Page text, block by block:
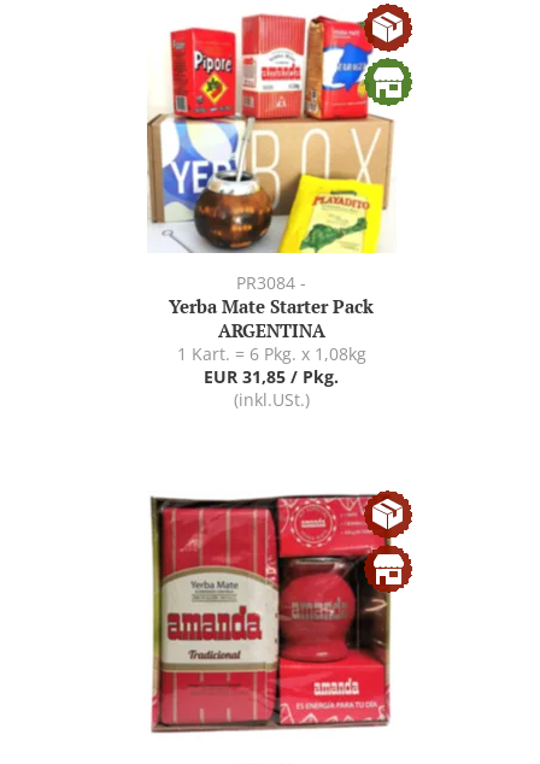
PR3084 -
Yerba Mate Starter Pack
ARGENTINA
1 Kart. = 6 Pkg. x 1,08kg
EUR 31,85 / Pkg.
(inkl.USt.)